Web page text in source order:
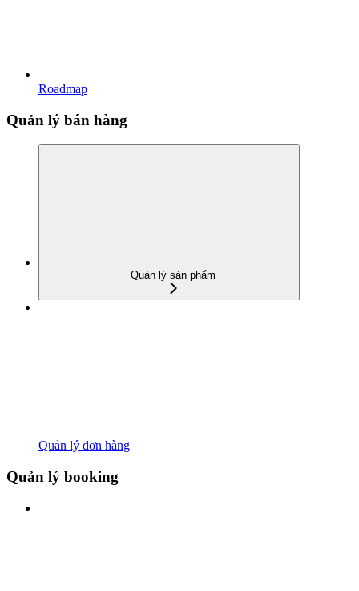
Roadmap
Quản lý bán hàng
Quản lý sản phẩm
Quản lý đơn hàng
Quản lý booking